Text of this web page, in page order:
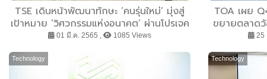
TSE เดินหน้าพัฒนาทักษะ ‘คนรุ่นใหม่’ มุ่งสู่
เป้าหมาย ‘วิศวกรรมแห่งอนาคต’ ผ่านโปรเจค
ความร่วมมือกับ ECCO บริษัทชั้นนำด้าน
01 มี.ค. 2565 , 1085 Views
TOA เผย
ขยายตลาด
25
Technology Technology